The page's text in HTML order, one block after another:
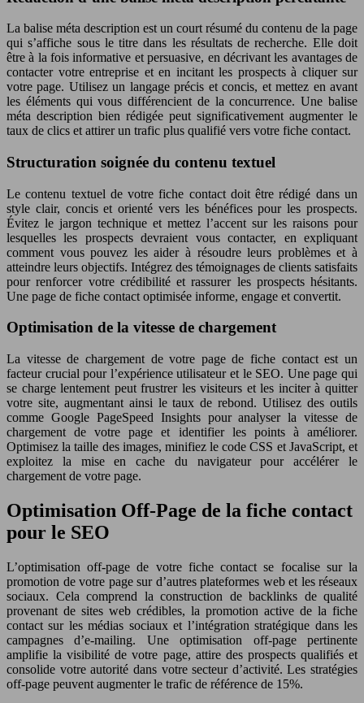
La balise méta description est un court résumé du contenu de la page
qui s’affiche sous le titre dans les résultats de recherche. Elle doit
être à la fois informative et persuasive, en décrivant les avantages de
contacter votre entreprise et en incitant les prospects à cliquer sur
votre page. Utilisez un langage précis et concis, et mettez en avant
les éléments qui vous différencient de la concurrence. Une balise
méta description bien rédigée peut significativement augmenter le
taux de clics et attirer un trafic plus qualifié vers votre fiche contact.
Structuration soignée du contenu textuel
Le contenu textuel de votre fiche contact doit être rédigé dans un
style clair, concis et orienté vers les bénéfices pour les prospects.
Évitez le jargon technique et mettez l’accent sur les raisons pour
lesquelles les prospects devraient vous contacter, en expliquant
comment vous pouvez les aider à résoudre leurs problèmes et à
atteindre leurs objectifs. Intégrez des témoignages de clients satisfaits
pour renforcer votre crédibilité et rassurer les prospects hésitants.
Une page de fiche contact optimisée informe, engage et convertit.
Optimisation de la vitesse de chargement
La vitesse de chargement de votre page de fiche contact est un
facteur crucial pour l’expérience utilisateur et le SEO. Une page qui
se charge lentement peut frustrer les visiteurs et les inciter à quitter
votre site, augmentant ainsi le taux de rebond. Utilisez des outils
comme Google PageSpeed Insights pour analyser la vitesse de
chargement de votre page et identifier les points à améliorer.
Optimisez la taille des images, minifiez le code CSS et JavaScript, et
exploitez la mise en cache du navigateur pour accélérer le
chargement de votre page.
Optimisation Off-Page de la fiche contact
pour le SEO
L’optimisation off-page de votre fiche contact se focalise sur la
promotion de votre page sur d’autres plateformes web et les réseaux
sociaux. Cela comprend la construction de backlinks de qualité
provenant de sites web crédibles, la promotion active de la fiche
contact sur les médias sociaux et l’intégration stratégique dans les
campagnes d’e-mailing. Une optimisation off-page pertinente
amplifie la visibilité de votre page, attire des prospects qualifiés et
consolide votre autorité dans votre secteur d’activité. Les stratégies
off-page peuvent augmenter le trafic de référence de 15%.